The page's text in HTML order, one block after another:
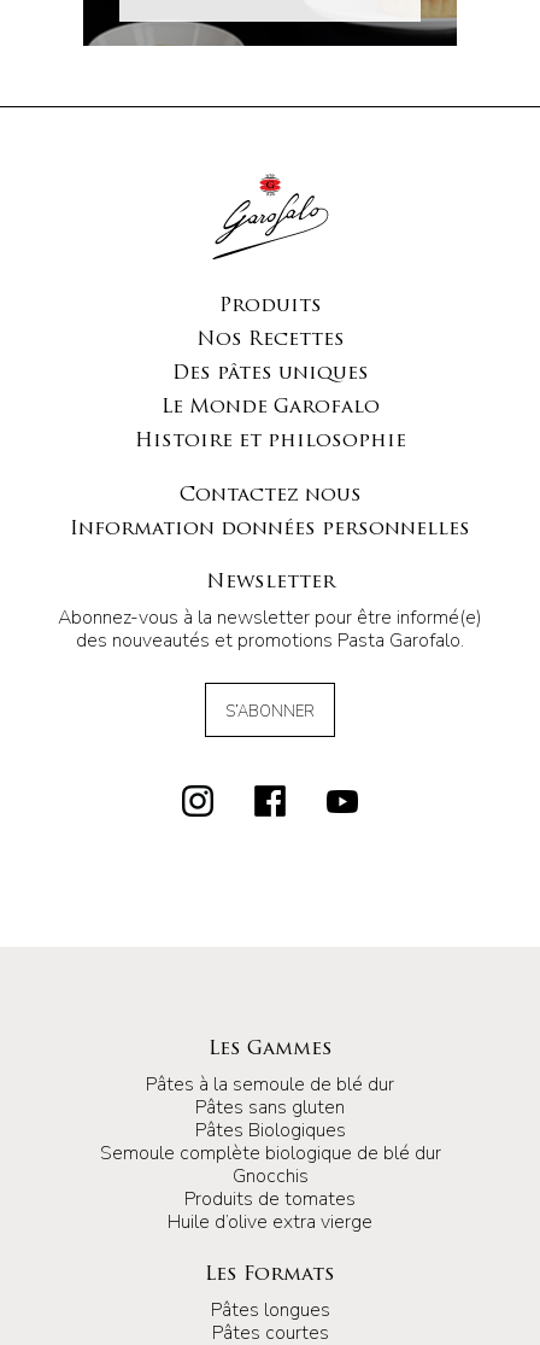
Produits
Nos Recettes
Des pâtes uniques
Le Monde Garofalo
Histoire et philosophie
Contactez nous
Information données personnelles
Newsletter
Abonnez-vous à la newsletter pour être informé(e)
des nouveautés et promotions Pasta Garofalo.
S’ABONNER
Les Gammes
Pâtes à la semoule de blé dur
Pâtes sans gluten
Pâtes Biologiques
Semoule complète biologique de blé dur
Gnocchis
Produits de tomates
Huile d’olive extra vierge
Les Formats
Pâtes longues
Pâtes courtes